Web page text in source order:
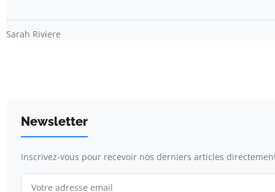
Sarah Riviere
Newsletter
Inscrivez-vous pour recevoir nos derniers articles